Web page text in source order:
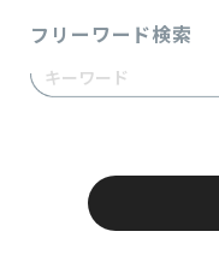
フリーワード検索